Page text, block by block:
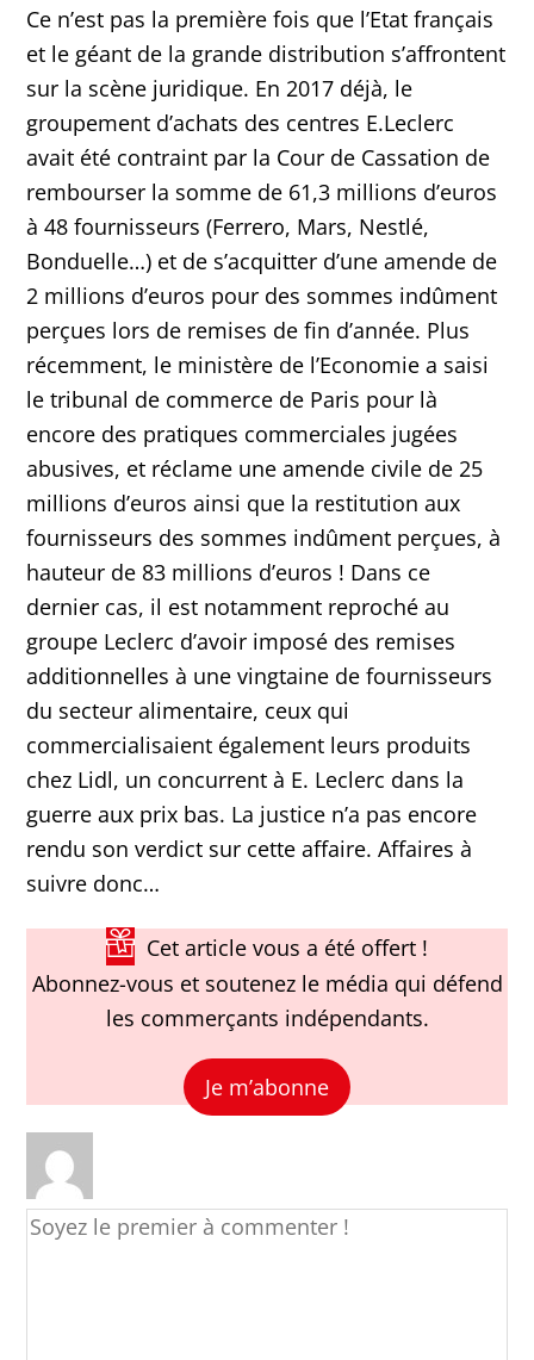
Ce n’est pas la première fois que l’Etat français
et le géant de la grande distribution s’affrontent
sur la scène juridique. En 2017 déjà, le
groupement d’achats des centres E.Leclerc
avait été contraint par la Cour de Cassation de
rembourser la somme de 61,3 millions d’euros
à 48 fournisseurs (Ferrero, Mars, Nestlé,
Bonduelle…) et de s’acquitter d’une amende de
2 millions d’euros pour des sommes indûment
perçues lors de remises de fin d’année. Plus
récemment, le ministère de l’Economie a saisi
le tribunal de commerce de Paris pour là
encore des pratiques commerciales jugées
abusives, et réclame une amende civile de 25
millions d’euros ainsi que la restitution aux
fournisseurs des sommes indûment perçues, à
hauteur de 83 millions d’euros ! Dans ce
dernier cas, il est notamment reproché au
groupe Leclerc d’avoir imposé des remises
additionnelles à une vingtaine de fournisseurs
du secteur alimentaire, ceux qui
commercialisaient également leurs produits
chez Lidl, un concurrent à E. Leclerc dans la
guerre aux prix bas. La justice n’a pas encore
rendu son verdict sur cette affaire. Affaires à
suivre donc…
Cet article vous a été offert !
Abonnez-vous et soutenez le média qui défend
les commerçants indépendants.
Je m’abonne